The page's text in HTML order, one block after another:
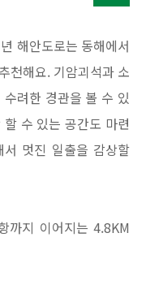
해안도로는 동해에서
천해요. 기암괴석과 소
려한 경관을 볼 수 있
수 있는 공간도 마련
멋진 일출을 감상할
까지 이어지는 4.8KM